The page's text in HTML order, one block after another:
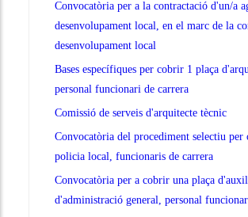
Convocatòria per a la contractació d'un/a
desenvolupament local, en el marc de la
desenvolupament local
Bases específiques per cobrir 1 plaça
personal funcionari de carrera
Comissió de serveis d'arquitecte tècnic
Convocatòria del procediment selectiu per
policia local, funcionaris de carrera
Convocatòria per a cobrir una plaça
d'administració general, personal